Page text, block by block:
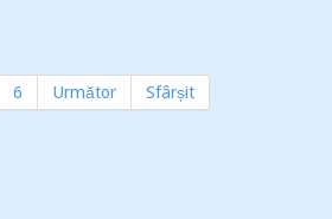
6 Următor Sfârșit